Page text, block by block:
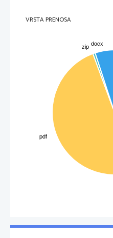
VRSTA PRENOSA